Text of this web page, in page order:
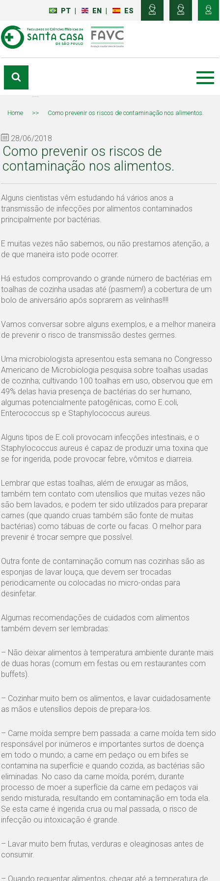
PT EN ES
Home >> Como prevenir os riscos de contaminação nos alimentos.
28/06/2018
Como prevenir os riscos de
contaminação nos alimentos.
Alguns cientistas vêm estudando há vários anos a
transmissão de infecções por alimentos contaminados
principalmente por bactérias.
E muitas vezes não sabemos, ou não prestamos atenção, a
de que maneira isto pode ocorrer.
Há estudos comprovando o grande número de bactérias em
toalhas de cozinha usadas até (pasmem!) a cobertura de um
bolo de aniversário após soprarem as velinhas!!!!
Vamos conversar sobre alguns exemplos, e a melhor maneira
de prevenir o risco de transmissão destes germes.
Uma microbiologista apresentou esta semana no Congresso
Americano de Microbiologia pesquisa sobre toalhas usadas
de cozinha; cultivando 100 toalhas em uso, observou que em
49% delas havia presença de bactérias do ser humano,
algumas potencialmente patogênicas, como E.coli,
Enterococcus sp e Staphylococcus aureus.
Alguns tipos de E.coli provocam infecções intestinais, e o
Staphylococcus aureus é capaz de produzir uma toxina que
se for ingerida, pode provocar febre, vômitos e diarreia.
Lembrar que estas toalhas, além de enxugar as mãos,
também tem contato com utensílios que muitas vezes não
são bem lavados, e podem ter sido utilizados para preparar
carnes (que quando cruas também são fonte de muitas
bactérias) como tábuas de corte ou facas. O melhor para
prevenir é trocar sempre que possível.
Outra fonte de contaminação comum nas cozinhas são as
esponjas de lavar louça, que devem ser trocadas
periodicamente ou colocadas no micro-ondas para
desinfetar.
Algumas recomendações de cuidados com alimentos
também devem ser lembradas:
– Não deixar alimentos à temperatura ambiente durante mais
de duas horas (comum em festas ou em restaurantes com
buffets).
– Cozinhar muito bem os alimentos, e lavar cuidadosamente
as mãos e utensílios depois de prepara-los.
– Carne moída sempre bem passada: a carne moída tem sido
responsável por inúmeros e importantes surtos de doença
em todo o mundo; a carne em pedaço ou em bifes se
contamina na superfície e quando cozida, as bactérias são
eliminadas. No caso da carne moída, porém, durante
processo de moer a superfície da carne em pedaços vai
sendo misturada, resultando em contaminação em toda ela.
Se esta carne é ingerida crua ou mal passada, o risco de
infecção ou intoxicação é grande.
– Lavar muito bem frutas, verduras e oleaginosas antes de
consumir.
– Quando requentar alimentos, chegar até a temperatura de